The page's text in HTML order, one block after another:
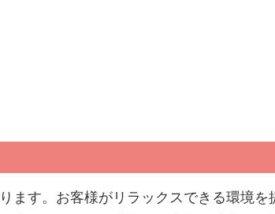
ます。お客様がリラックスできる環境を